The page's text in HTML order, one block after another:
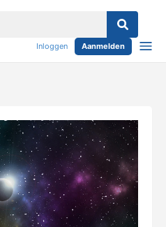
Inloggen Aanmelden